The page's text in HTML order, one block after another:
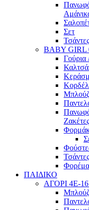
Σετ
Τσάντες
BABY GIRL
Γούρια
Τσάντες
ΠΑΙΔΙΚΟ
ΑΓΟΡΙ 4Ε-